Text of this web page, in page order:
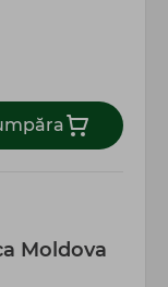
Moldova